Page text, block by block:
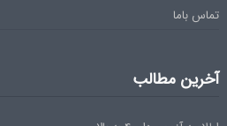
تماس باما
آخرین مطالب